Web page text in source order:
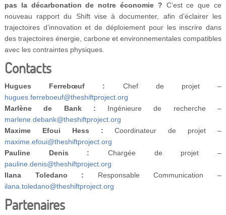
pas la décarbonation de notre économie ? C’est ce que ce
nouveau rapport du Shift vise à documenter, afin d’éclairer les
trajectoires d’innovation et de déploiement pour les inscrire dans
des trajectoires énergie, carbone et environnementales compatibles
avec les contraintes physiques.
Contacts
Hugues Ferrebœuf : Chef de projet –
hugues.ferreboeuf@theshiftproject.org
Marlène de Bank : Ingénieure de recherche –
marlene.debank@theshiftproject.org
Maxime Efoui Hess : Coordinateur de projet –
maxime.efoui@theshiftproject.org
Pauline Denis : Chargée de projet –
pauline.denis@theshiftproject.org
Ilana Toledano : Responsable Communication –
ilana.toledano@theshiftproject.org
Partenaires